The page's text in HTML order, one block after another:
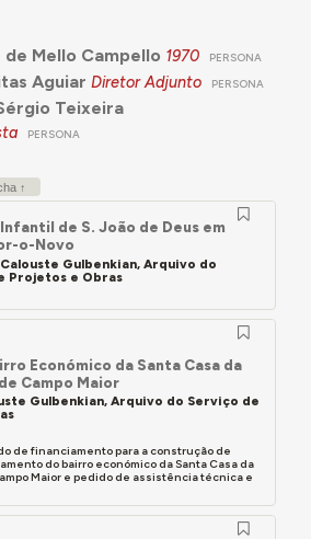
Mello Campello 1970 PERSONA
Aguiar Diretor Adjunto PERSONA
Teixeira
PERSONA
de S. João de Deus em
o-Novo
Gulbenkian, Arquivo do
Projetos e Obras
Económico da Santa Casa da
Campo Maior
Gulbenkian, Arquivo do Serviço de
de financiamento para a construção de
do bairro económico da Santa Casa da
Maior e pedido de assistência técnica e